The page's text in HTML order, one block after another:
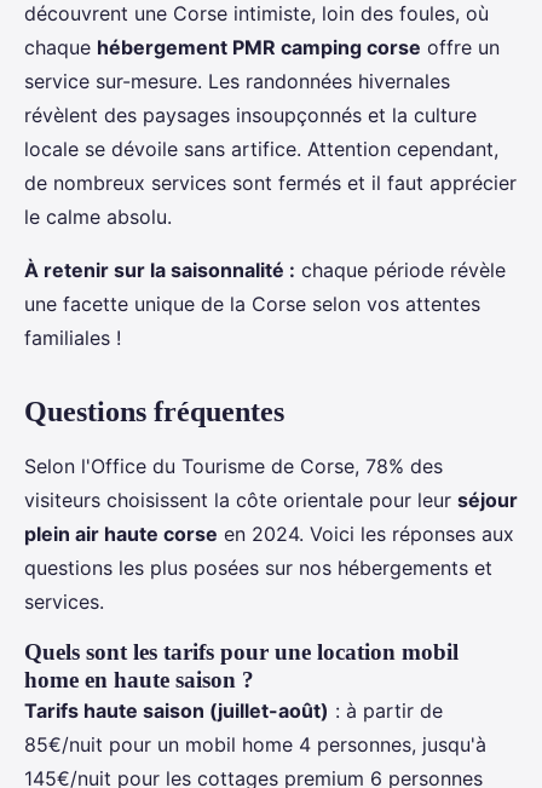
découvrent une Corse intimiste, loin des foules, où
chaque hébergement PMR camping corse offre un
service sur-mesure. Les randonnées hivernales
révèlent des paysages insoupçonnés et la culture
locale se dévoile sans artifice. Attention cependant,
de nombreux services sont fermés et il faut apprécier
le calme absolu.
À retenir sur la saisonnalité : chaque période révèle
une facette unique de la Corse selon vos attentes
familiales !
Questions fréquentes
Selon l'Office du Tourisme de Corse, 78% des
visiteurs choisissent la côte orientale pour leur séjour
plein air haute corse en 2024. Voici les réponses aux
questions les plus posées sur nos hébergements et
services.
Quels sont les tarifs pour une location mobil
home en haute saison ?
Tarifs haute saison (juillet-août) : à partir de
85€/nuit pour un mobil home 4 personnes, jusqu'à
145€/nuit pour les cottages premium 6 personnes